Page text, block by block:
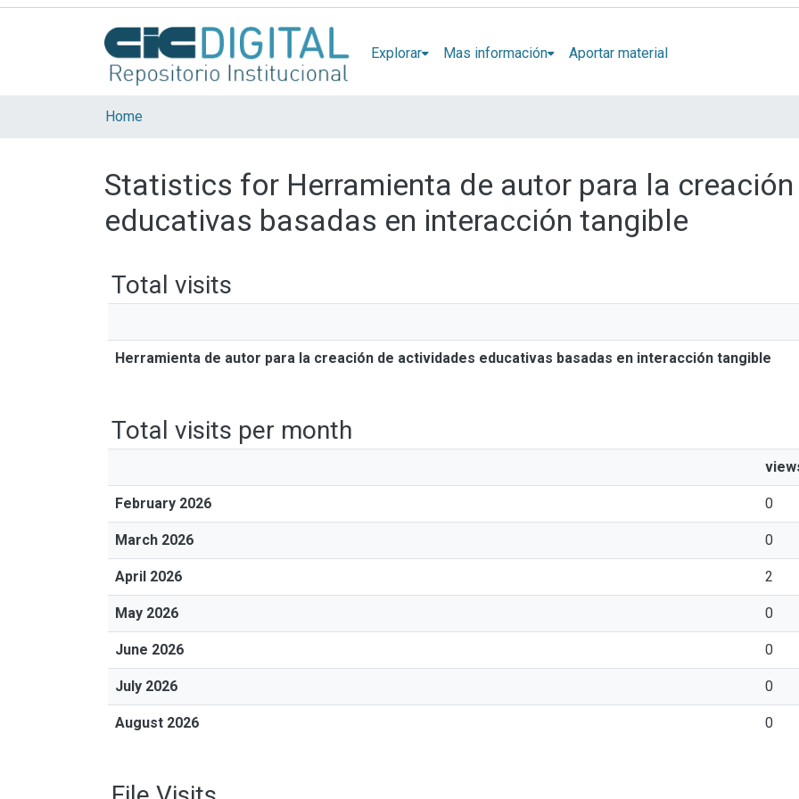
Explorar Mas información Aportar material
Home
Statistics for Herramienta de autor para la
educativas basadas en interacción tangible
Total visits
Herramienta de autor para la creación de actividades educativas basadas en interacción tangible
Total visits per month
February 2026 0
March 2026 0
April 2026 2
May 2026 0
June 2026 0
July 2026 0
August 2026 0